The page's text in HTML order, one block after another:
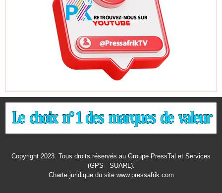
Copyright 2023. Tous droits réservés au Groupe PressTal et Services
(GPS - SUARL).
Charte juridiquedu site www.pressafrik.com